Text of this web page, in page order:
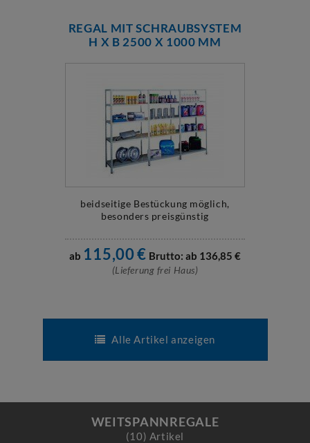
REGAL MIT SCHRAUBSYSTEM
H X B 2500 X 1000 MM
beidseitige Bestückung möglich,
besonders preisgünstig
ab 115,00€ Brutto: ab 136,85 €
(Lieferung frei Haus)
Alle Artikel anzeigen
WEITSPANNREGALE
(10) Artikel